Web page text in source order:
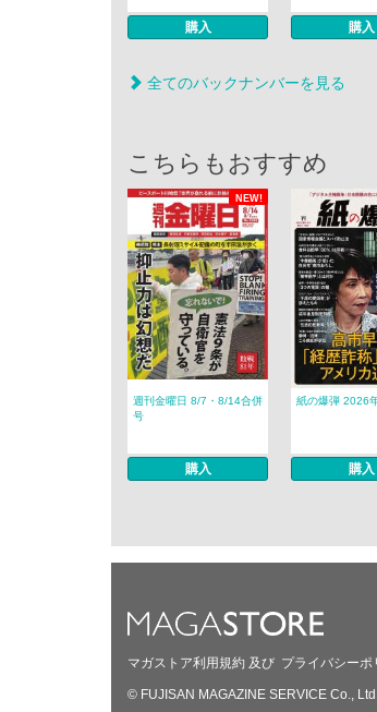
購入 購入
全てのバックナンバーを見る
こちらもおすすめ
NEW!
週刊金曜日 8/7・8/14合併
号
購入
紙の爆弾 2026
購入
マガストア利用規約 及び プライバシーポ
© FUJISAN MAGAZINE SERVICE Co.,